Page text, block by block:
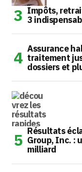
Impôts,
3
Assurance
traitement
dossiers et
Résultats
Group, Inc. :
milliard